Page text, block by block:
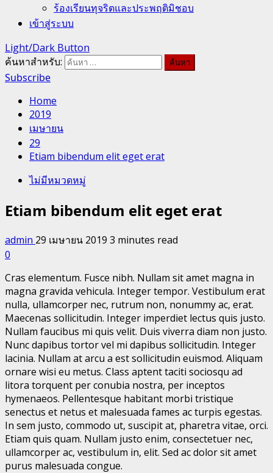
ร้องเรียนทุจริตและประพฤติมิชอบ
เข้าสู่ระบบ
Light/Dark Button
ค้นหาสำหรับ:
Subscribe
Home
2019
เมษายน
29
Etiam bibendum elit eget erat
ไม่มีหมวดหมู่
Etiam bibendum elit eget erat
admin 29 เมษายน 2019 3 minutes read
0
Cras elementum. Fusce nibh. Nullam sit amet magna in
magna gravida vehicula. Integer tempor. Vestibulum erat
nulla, ullamcorper nec, rutrum non, nonummy ac, erat.
Maecenas sollicitudin. Integer imperdiet lectus quis justo.
Nullam faucibus mi quis velit. Duis viverra diam non justo.
Nunc dapibus tortor vel mi dapibus sollicitudin. Integer
lacinia. Nullam at arcu a est sollicitudin euismod. Aliquam
ornare wisi eu metus. Class aptent taciti sociosqu ad
litora torquent per conubia nostra, per inceptos
hymenaeos. Pellentesque habitant morbi tristique
senectus et netus et malesuada fames ac turpis egestas.
In sem justo, commodo ut, suscipit at, pharetra vitae, orci.
Etiam quis quam. Nullam justo enim, consectetuer nec,
ullamcorper ac, vestibulum in, elit. Sed ac dolor sit amet
purus malesuada congue.